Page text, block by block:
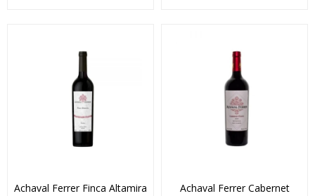
Achaval Ferrer Finca Altamira
Achaval Ferrer Cabernet